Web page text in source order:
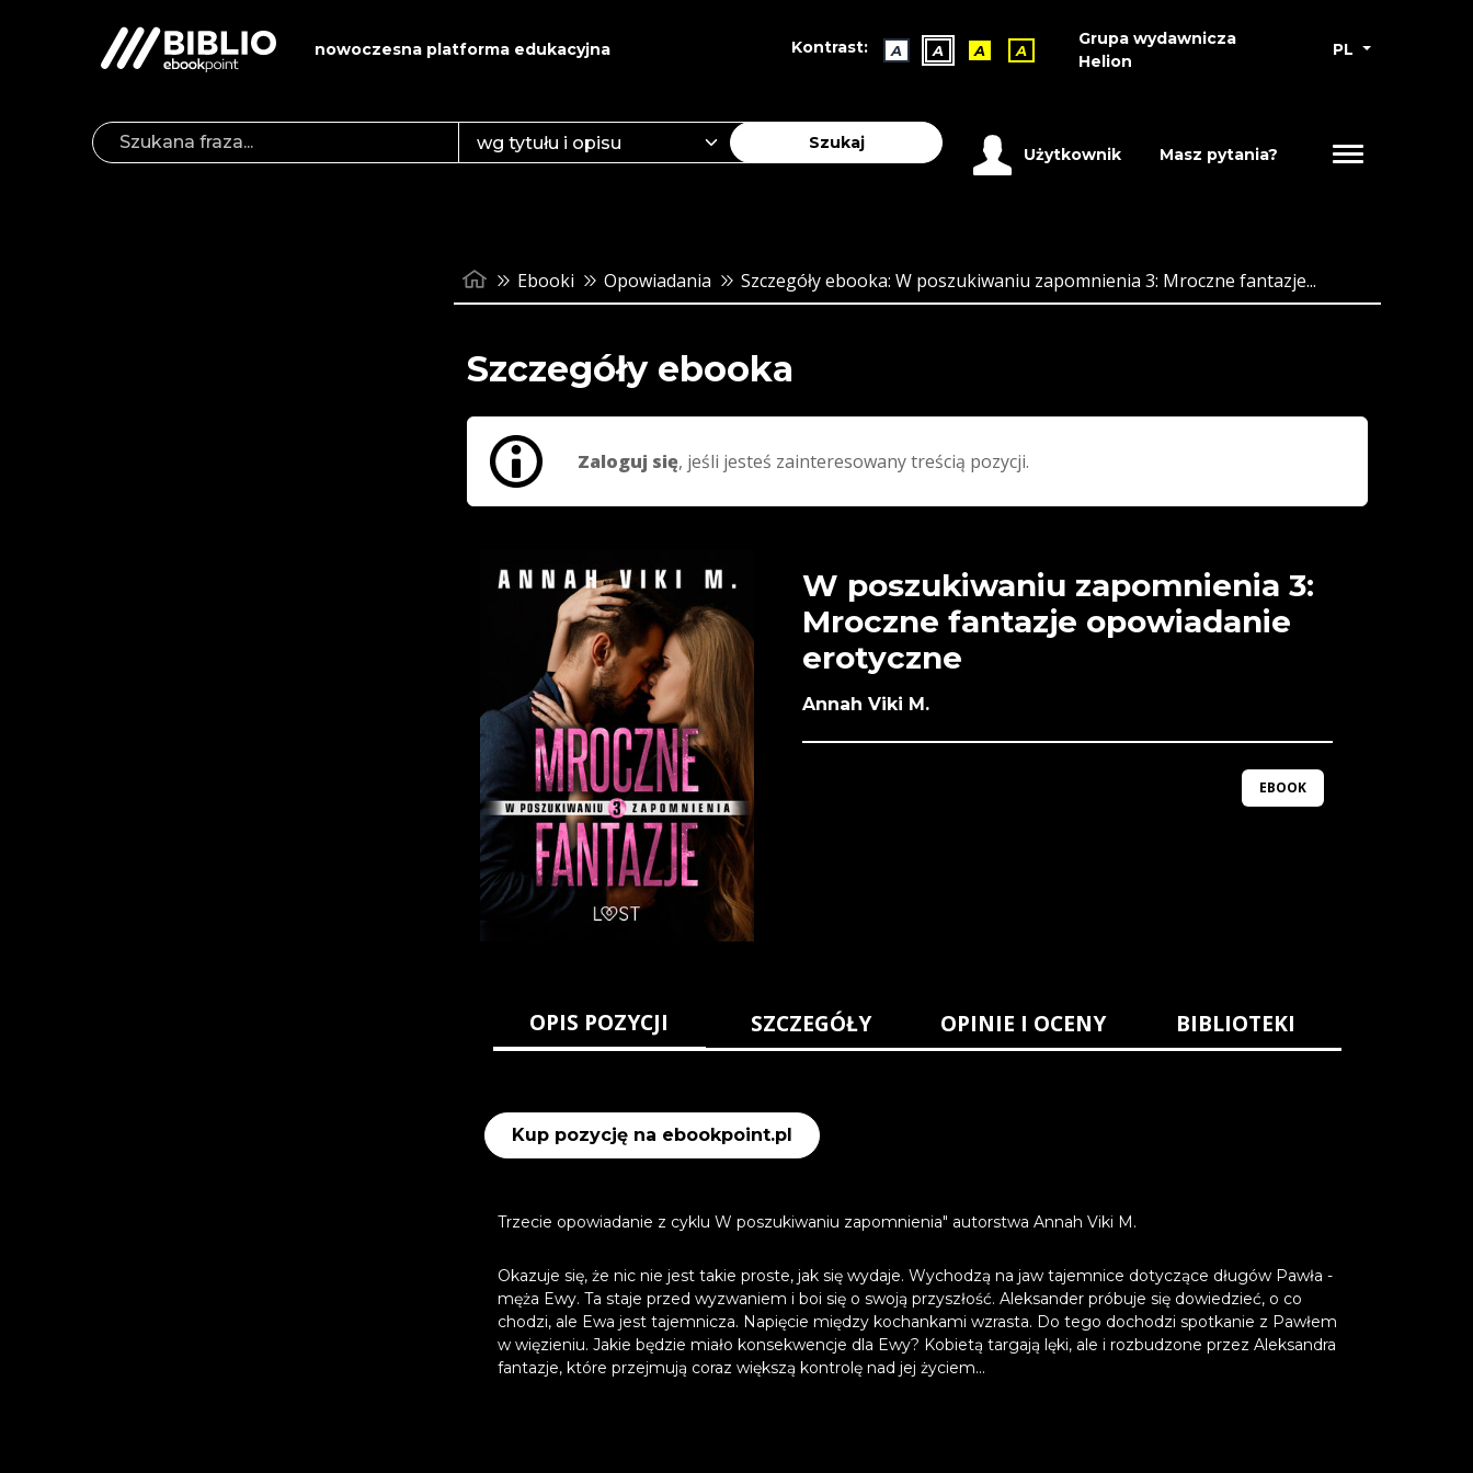
nowoczesna platforma edukacyjna Kontrast: A A A A
Grupa wydawnicza
Helion
PL
Szukaj
Użytkownik Masz pytania?
Ebooki Opowiadania Szczegóły ebooka: W poszukiwaniu zapomnienia 3: Mroczne fantazje...
Szczegóły ebooka
Zaloguj się, jeśli jesteś zainteresowany treścią pozycji.
W poszukiwaniu zapomnienia 3:
Mroczne fantazje opowiadanie
erotyczne
Annah Viki M.
EBOOK
OPIS POZYCJI SZCZEGÓŁY OPINIE I OCENY BIBLIOTEKI
Kup pozycję na ebookpoint.pl
Trzecie opowiadanie z cyklu W poszukiwaniu zapomnienia" autorstwa Annah Viki M.
Okazuje się, że nic nie jest takie proste, jak się wydaje. Wychodzą na jaw tajemnice dotyczące długów Pawła -
męża Ewy. Ta staje przed wyzwaniem i boi się o swoją przyszłość. Aleksander próbuje się dowiedzieć, o co
chodzi, ale Ewa jest tajemnicza. Napięcie między kochankami wzrasta. Do tego dochodzi spotkanie z Pawłem
w więzieniu. Jakie będzie miało konsekwencje dla Ewy? Kobietą targają lęki, ale i rozbudzone przez Aleksandra
fantazje, które przejmują coraz większą kontrolę nad jej życiem...